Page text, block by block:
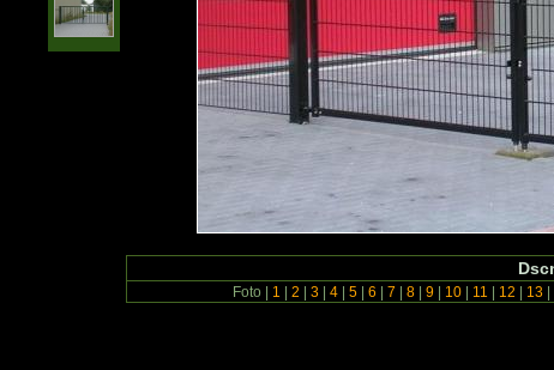
Foto | 1 | 2 | 3 | 4 | 5 | 6 | 7 | 8 | 9 | 10 | 11 | 12 | 13 |